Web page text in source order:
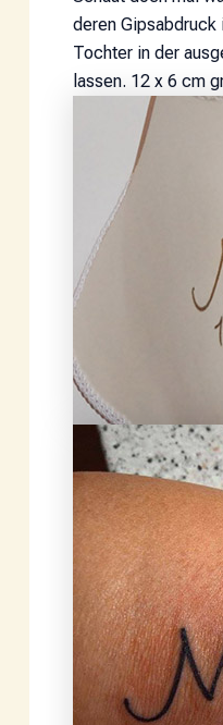
deren
Tochter in der
lassen. 12 x 6 cm